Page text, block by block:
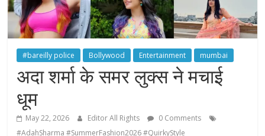
#bareilly police Bollywood Entertainment mumbai
अदा शर्मा के समर लुक्स ने मचाई
धूम
May 22, 2026 Editor All Rights
0 Comments
#AdahSharma #SummerFashion2026 #QuirkyStyle